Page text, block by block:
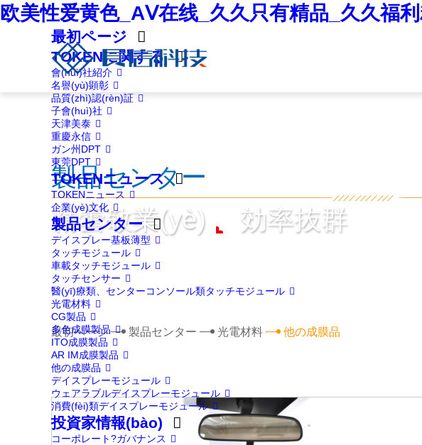
欧美性爱黄色_AⅤ在线_久久只有精品_久久福
最初ページ
TOKENに関する
會(huì)社紹介
名譽(yù)顕彰
品質(zhì)認(rèn)証
子會(huì)社
天津美泰
重慶永信
ガン州DPT
東莞DPT
TOKENニュース
TOKENニュース
企業(yè)文化
製品センター
デイスプレー基板薄型
タッチモジュール
車載タッチモジュール
タッチセンサー
醫(yī)療類、センターコンソール類タッチモジュール
光電材料
CG製品
多色成膜製品
ITO成膜製品
AR IM成膜製品
他の成膜品
デイスプレーモジュール
ウェアラブルデイスプレーモジュール
消費(fèi)類デイスプレーモジュール
投資家情報(bào)
コーポレート?ガバナンス
製品センター
精蕓敬業(yè) 効率抜群
最初ページ 製品センター 光電材料 他の成膜品